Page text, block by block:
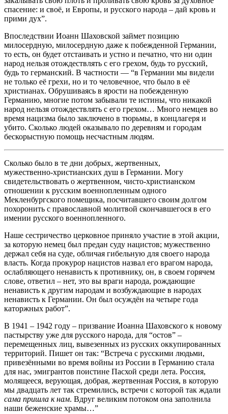
спасение: и своё, и Европы, и русского народа – дай кровь и
прими дух”.
Впоследствии Иоанн Шаховской займет позицию
милосердную, милосердную даже к побежденной Германии,
то есть, он будет отстаивать и устно и печатно, что ни один
народ нельзя отождествлять с его грехом, будь то русский,
будь то германский. В частности — “в Германии мы видели
не только её грехи, но и то человечное, что было в её
христианах. Обрушиваясь в ярости на побежденную
Германию, многие потом забывали те истины, что никакой
народ нельзя отождествлять с его грехом… Много немцев во
время нацизма было заключено в тюрьмы, в концлагеря и
убито. Сколько людей оказывало по деревням и городам
бескорыстную помощь несчастным людям.
Сколько было в те дни добрых, жертвенных,
мужественно‑христианских душ в Германии. Могу
свидетельствовать о жертвенном, чисто‑христианском
отношении к русским военнопленным одного
Мекленбургского помещика, посчитавшего своим долгом
похоронить с православной молитвой скончавшегося в его
имении русского военнопленного.
Наше сестричество церковное приняло участие в этой акции,
за которую немец был предан суду нацистов; мужественно
держал себя на суде, обличая гибельную для своего народа
власть. Когда прокурор нацистов назвал его врагом народа,
ослабляющего ненависть к противнику, он, в своем горячем
слове, ответил – нет, это вы враги народа, рождающие
ненависть к другим народам и возбуждающие в народах
ненависть к Германии. Он был осуждён на четыре года
каторжных работ”.
В 1941 – 1942 году – призвание Иоанна Шаховского к новому
пастырству уже для русского народа, для “остов” –
перемещенных лиц, вывезенных из русских оккупированных
территорий. Пишет он так: “Встреча с русскими людьми,
привезёнными во время войны из России в Германию стала
для нас, эмигрантов поистине Пасхой среди лета. Россия,
молящееся, верующая, добрая, жертвенная Россия, в которую
мы двадцать лет так стремились, встречи с которой так ждали
сама пришла к нам. Вдруг великим потоком она заполнила
наши беженские храмы…”